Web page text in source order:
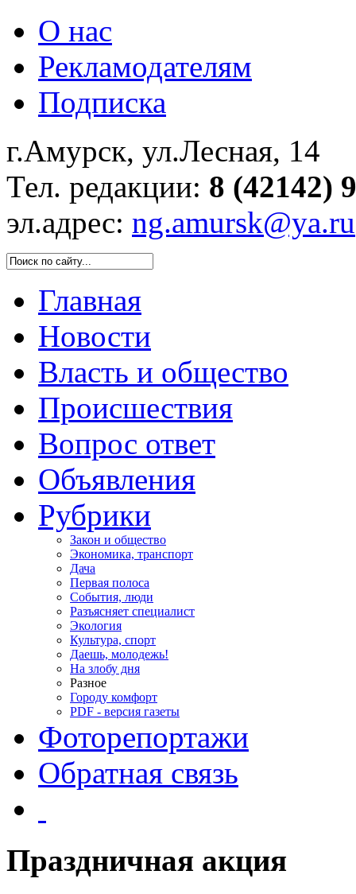
О нас
Рекламодателям
Подписка
г.Амурск, ул.Лесная, 14
Тел. редакции: 8 (42142)
эл.адрес: ng.amursk@ya.ru
Главная
Новости
Власть и общество
Происшествия
Вопрос ответ
Объявления
Рубрики
Закон и общество
Экономика, транспорт
Дача
Первая полоса
События, люди
Разъясняет специалист
Экология
Культура, спорт
Даешь, молодежь!
На злобу дня
Разное
Городу комфорт
PDF - версия газеты
Фоторепортажи
Обратная связь
Праздничная акция